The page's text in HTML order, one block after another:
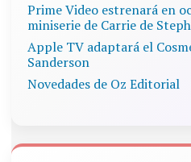
Prime Video estrenará en
miniserie de Carrie de
Apple TV adaptará el
Sanderson
Novedades de Oz Editorial